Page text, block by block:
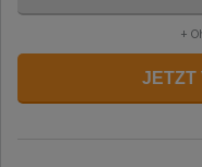
+
JETZT